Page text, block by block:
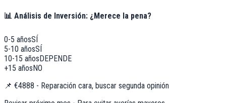
📊 Análisis de Inversión: ¿Merece la pena?
0-5 añosSÍ
5-10 añosSÍ
10-15 añosDEPENDE
+15 añosNO
📌 €4888 - Reparación cara, buscar segunda opinión